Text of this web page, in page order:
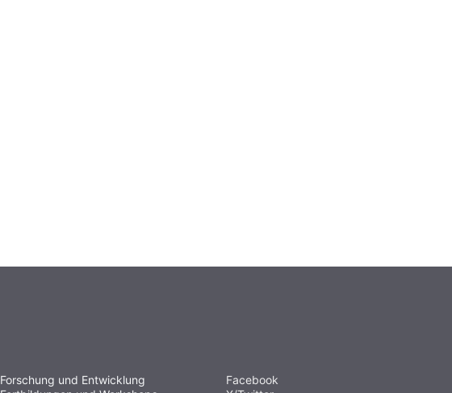
Forschung und Entwicklung
Facebook